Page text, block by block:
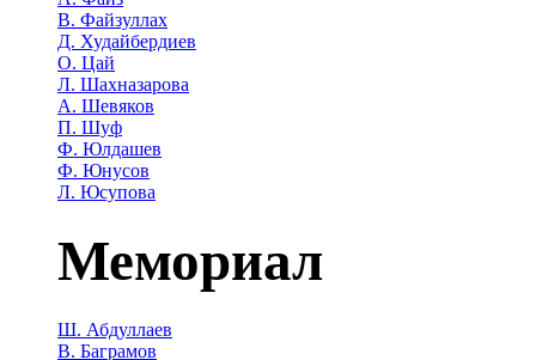
В. Файзуллах
Д. Худайбердиев
О. Цай
Л. Шахназарова
А. Шевяков
П. Шуф
Ф. Юлдашев
Ф. Юнусов
Л. Юсупова
Мемориал
Ш. Абдуллаев
В. Баграмов